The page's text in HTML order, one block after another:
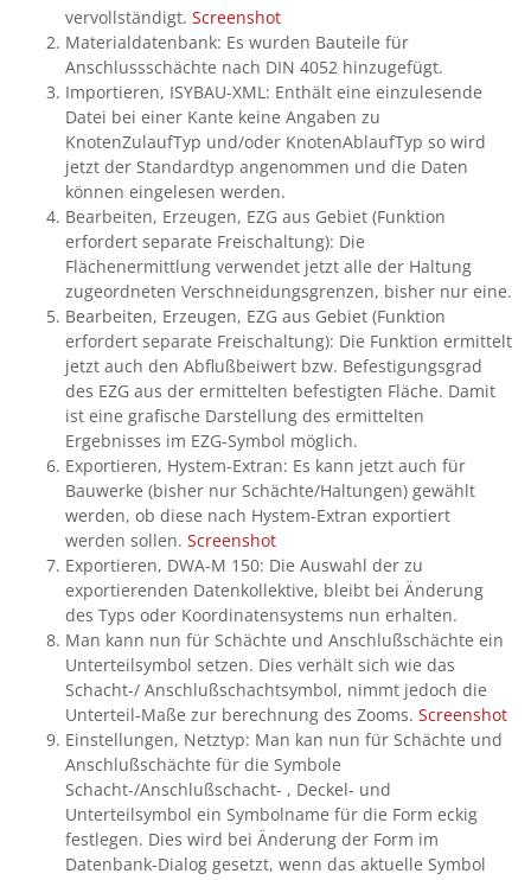
vervollständigt. Screenshot
Materialdatenbank: Es wurden Bauteile für
Anschlussschächte nach DIN 4052 hinzugefügt.
Importieren, ISYBAU-XML: Enthält eine einzulesende
Datei bei einer Kante keine Angaben zu
KnotenZulaufTyp und/oder KnotenAblaufTyp so wird
jetzt der Standardtyp angenommen und die Daten
können eingelesen werden.
Bearbeiten, Erzeugen, EZG aus Gebiet (Funktion
erfordert separate Freischaltung): Die
Flächenermittlung verwendet jetzt alle der Haltung
zugeordneten Verschneidungsgrenzen, bisher nur eine.
Bearbeiten, Erzeugen, EZG aus Gebiet (Funktion
erfordert separate Freischaltung): Die Funktion ermittelt
jetzt auch den Abflußbeiwert bzw. Befestigungsgrad
des EZG aus der ermittelten befestigten Fläche. Damit
ist eine grafische Darstellung des ermittelten
Ergebnisses im EZG-Symbol möglich.
Exportieren, Hystem-Extran: Es kann jetzt auch für
Bauwerke (bisher nur Schächte/Haltungen) gewählt
werden, ob diese nach Hystem-Extran exportiert
werden sollen. Screenshot
Exportieren, DWA-M 150: Die Auswahl der zu
exportierenden Datenkollektive, bleibt bei Änderung
des Typs oder Koordinatensystems nun erhalten.
Man kann nun für Schächte und Anschlußschächte ein
Unterteilsymbol setzen. Dies verhält sich wie das
Schacht-/ Anschlußschachtsymbol, nimmt jedoch die
Unterteil-Maße zur berechnung des Zooms. Screenshot
Einstellungen, Netztyp: Man kan nun für Schächte und
Anschlußschächte für die Symbole
Schacht-/Anschlußschacht- , Deckel- und
Unterteilsymbol ein Symbolname für die Form eckig
festlegen. Dies wird bei Änderung der Form im
Datenbank-Dialog gesetzt, wenn das aktuelle Symbol